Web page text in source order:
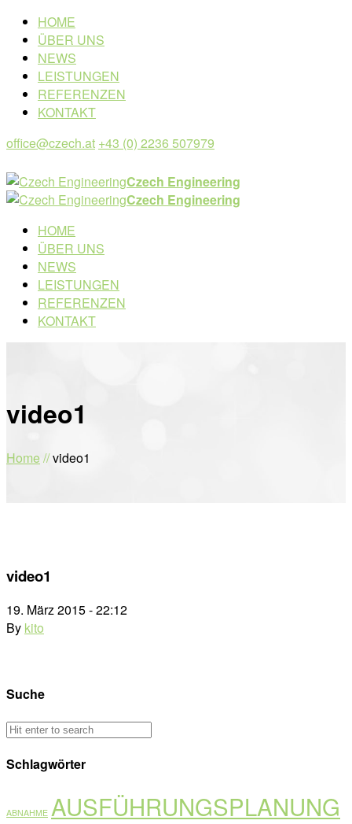
HOME
ÜBER UNS
NEWS
LEISTUNGEN
REFERENZEN
KONTAKT
office@czech.at +43 (0) 2236 507979
Czech Engineering
Czech Engineering
HOME
ÜBER UNS
NEWS
LEISTUNGEN
REFERENZEN
KONTAKT
video1
Home //video1
video1
19. März 2015 - 22:12
By kito
Suche
Schlagwörter
ABNAHME AUSFÜHRUNGSPLANUNG